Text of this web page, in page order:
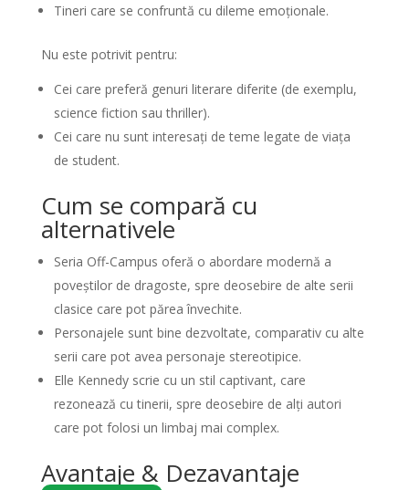
Tineri care se confruntă cu dileme emoționale.
Nu este potrivit pentru:
Cei care preferă genuri literare diferite (de exemplu,
science fiction sau thriller).
Cei care nu sunt interesați de teme legate de viața
de student.
Cum se compară cu
alternativele
Seria Off-Campus oferă o abordare modernă a
poveștilor de dragoste, spre deosebire de alte serii
clasice care pot părea învechite.
Personajele sunt bine dezvoltate, comparativ cu alte
serii care pot avea personaje stereotipice.
Elle Kennedy scrie cu un stil captivant, care
rezonează cu tinerii, spre deosebire de alți autori
care pot folosi un limbaj mai complex.
Avantaje & Dezavantaje